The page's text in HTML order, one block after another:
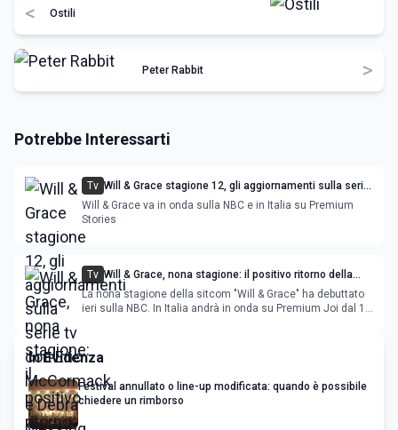
< Ostili
Peter Rabbit >
Potrebbe Interessarti
Tv Will & Grace stagione 12, gli aggiornamenti sulla serie
tv con Eric McCormack e Debra Messing
Will & Grace va in onda sulla NBC e in Italia su Premium
Stories
Tv Will & Grace, nona stagione: il positivo ritorno della
sitcom
La nona stagione della sitcom "Will & Grace" ha debuttato
ieri sulla NBC. In Italia andrà in onda su Premium Joi dal 13
In Evidenza
Festival annullato o line-up modificata: quando è possibile
chiedere un rimborso